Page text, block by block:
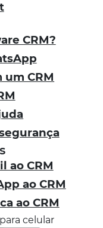
CRM?
CRM
ao CRM
ao CRM
ao CRM
celular